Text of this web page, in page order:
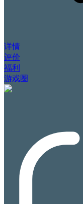
详情
评价
福利
游戏圈